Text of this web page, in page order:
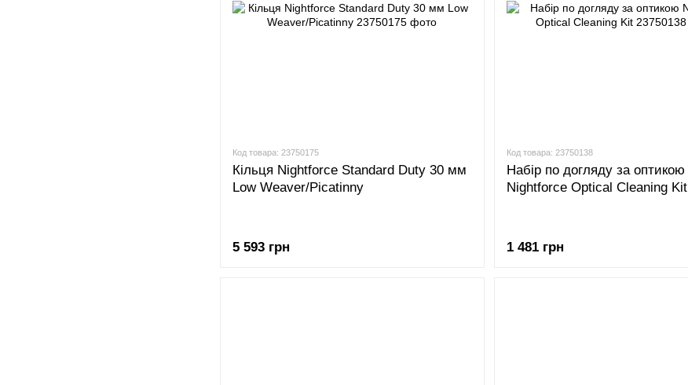
Код товара: 23750175
Кільця Nightforce Standard Duty 30 мм
Low Weaver/Picatinny
5 593 грн
Код товара: 23750138
Набір по догляду за оптикою
Nightforce Optical Cleaning Kit
1 481 грн